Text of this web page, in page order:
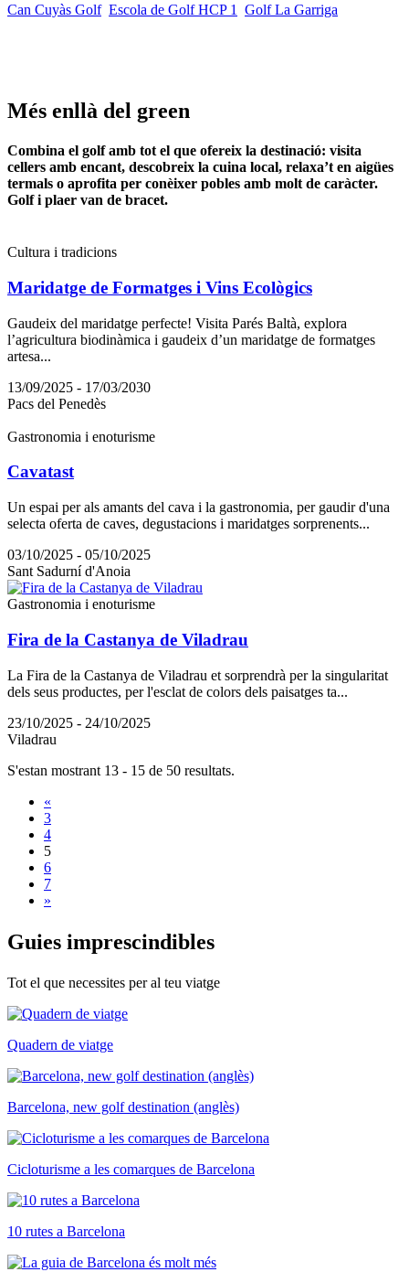
Can Cuyàs Golf Escola de Golf HCP 1 Golf La Garriga
Més enllà del green
Combina el golf amb tot el que ofereix la destinació: visita
cellers amb encant, descobreix la cuina local, relaxa’t en aigües
termals o aprofita per conèixer pobles amb molt de caràcter.
Golf i plaer van de bracet.
Cultura i tradicions
Maridatge de Formatges i Vins Ecològics
Gaudeix del maridatge perfecte! Visita Parés Baltà, explora
l’agricultura biodinàmica i gaudeix d’un maridatge de formatges
artesa...
13/09/2025 - 17/03/2030
Pacs del Penedès
Gastronomia i enoturisme
Cavatast
Un espai per als amants del cava i la gastronomia, per gaudir d'una
selecta oferta de caves, degustacions i maridatges sorprenents...
03/10/2025 - 05/10/2025
Sant Sadurní d'Anoia
Gastronomia i enoturisme
Fira de la Castanya de Viladrau
La Fira de la Castanya de Viladrau et sorprendrà per la singularitat
dels seus productes, per l'esclat de colors dels paisatges ta...
23/10/2025 - 24/10/2025
Viladrau
S'estan mostrant 13 - 15 de 50 resultats.
«
3
4
5
6
7
»
Guies imprescindibles
Tot el que necessites per al teu viatge
Quadern de viatge
Barcelona, new golf destination (anglès)
Cicloturisme a les comarques de Barcelona
10 rutes a Barcelona